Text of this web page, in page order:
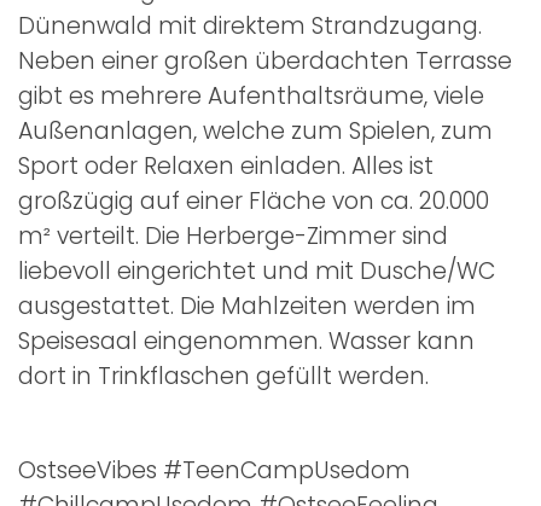
Dünenwald mit direktem Strandzugang.
Neben einer großen überdachten Terrasse
gibt es mehrere Aufenthaltsräume, viele
Außenanlagen, welche zum Spielen, zum
Sport oder Relaxen einladen. Alles ist
großzügig auf einer Fläche von ca. 20.000
m² verteilt. Die Herberge-Zimmer sind
liebevoll eingerichtet und mit Dusche/WC
ausgestattet. Die Mahlzeiten werden im
Speisesaal eingenommen. Wasser kann
dort in Trinkflaschen gefüllt werden.
OstseeVibes #TeenCampUsedom